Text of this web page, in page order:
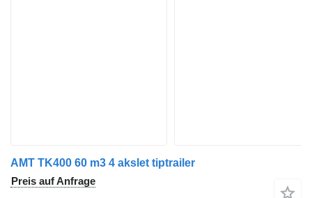
AMT TK400 60 m3 4 akslet tiptrailer
Preis auf Anfrage